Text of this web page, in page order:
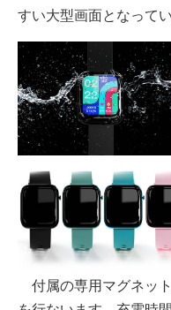
すい大型画面となってい
付属の専用マグネッ